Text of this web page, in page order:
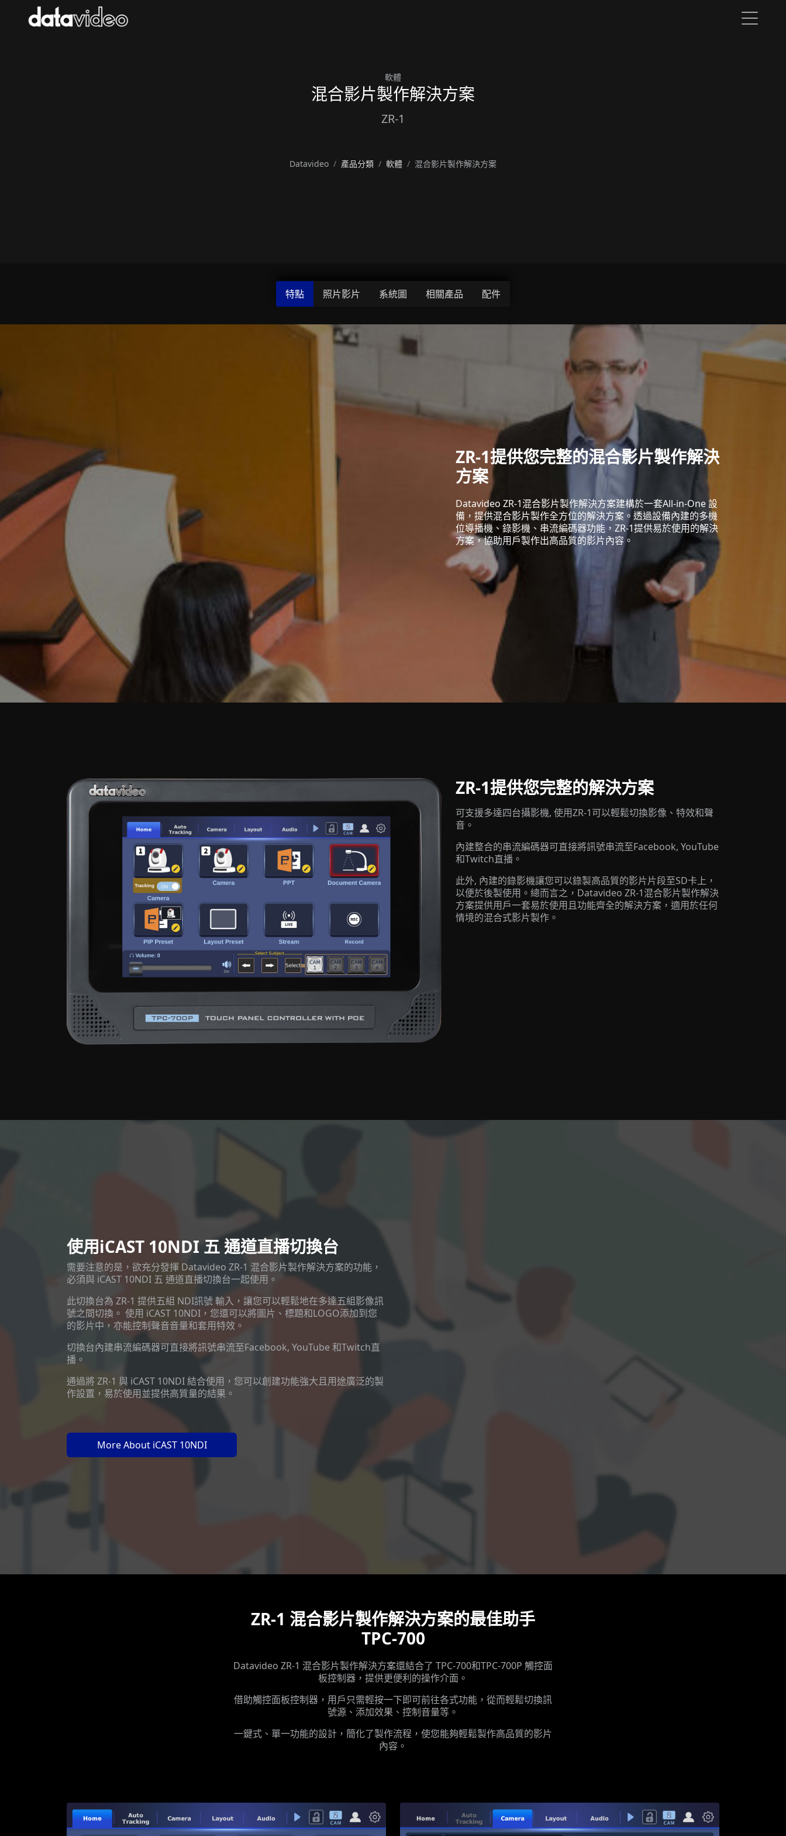
軟體
混合影片製作解決方案
ZR-1
Datavideo 產品分類 軟體 混合影片製作解決方案
特點 照片影片 系統圖 相關產品 配件
ZR-1提供您完整的混合影片製作解決
方案
Datavideo ZR-1混合影片製作解決方案建構於一套All-in-One 設
備，提供混合影片製作全方位的解決方案。透過設備內建的多機
位導播機、錄影機、串流編碼器功能，ZR-1提供易於使用的解決
方案，協助用戶製作出高品質的影片內容。
ZR-1提供您完整的解決方案
可支援多達四台攝影機, 使用ZR-1可以輕鬆切換影像、特效和聲
音。
內建整合的串流編碼器可直接將訊號串流至Facebook, YouTube
和Twitch直播。
此外, 內建的錄影機讓您可以錄製高品質的影片片段至SD卡上，
以便於後製使用。總而言之，Datavideo ZR-1混合影片製作解決
方案提供用戶一套易於使用且功能齊全的解決方案，適用於任何
情境的混合式影片製作。
使用iCAST 10NDI 五 通道直播切換台
需要注意的是，欲充分發揮 Datavideo ZR-1 混合影片製作解決方案的功能，
必須與 iCAST 10NDI 五 通道直播切換台一起使用。
此切換台為 ZR-1 提供五組 NDI訊號 輸入，讓您可以輕鬆地在多達五組影像訊
號之間切換。 使用 iCAST 10NDI，您還可以將圖片、標題和LOGO添加到您
的影片中，亦能控制聲音音量和套用特效。
切換台內建串流編碼器可直接將訊號串流至Facebook, YouTube 和Twitch直
播。
通過將 ZR-1 與 iCAST 10NDI 結合使用，您可以創建功能強大且用途廣泛的製
作設置，易於使用並提供高質量的結果。
More About iCAST 10NDI
ZR-1 混合影片製作解決方案的最佳助手
TPC-700
Datavideo ZR-1 混合影片製作解決方案還結合了 TPC-700和TPC-700P 觸控面
板控制器，提供更便利的操作介面。
借助觸控面板控制器，用戶只需輕按一下即可前往各式功能，從而輕鬆切換訊
號源、添加效果、控制音量等。
一鍵式、單一功能的設計，簡化了製作流程，使您能夠輕鬆製作高品質的影片
內容。